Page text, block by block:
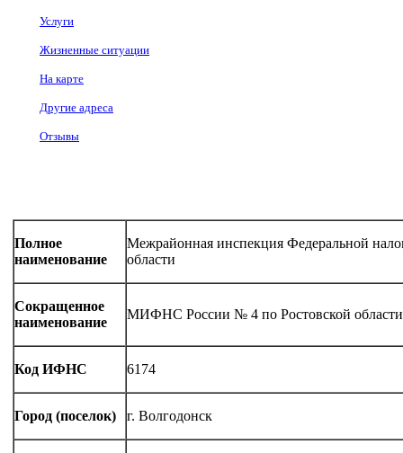
Услуги
Жизненные ситуации
На карте
Другие адреса
Отзывы
Полное
наименование
Межрайонная инспекция Федеральной
области
Сокращенное
наименование
МИФНС России № 4 по Ростовской области
Код ИФНС 6174
Город (поселок) г. Волгодонск